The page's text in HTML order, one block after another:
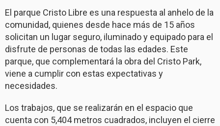
El parque Cristo Libre es una respuesta al anhelo de la
comunidad, quienes desde hace más de 15 años
solicitan un lugar seguro, iluminado y equipado para el
disfrute de personas de todas las edades. Este
parque, que complementará la obra del Cristo Park,
viene a cumplir con estas expectativas y
necesidades.
Los trabajos, que se realizarán en el espacio que
cuenta con 5,404 metros cuadrados, incluyen el cierre